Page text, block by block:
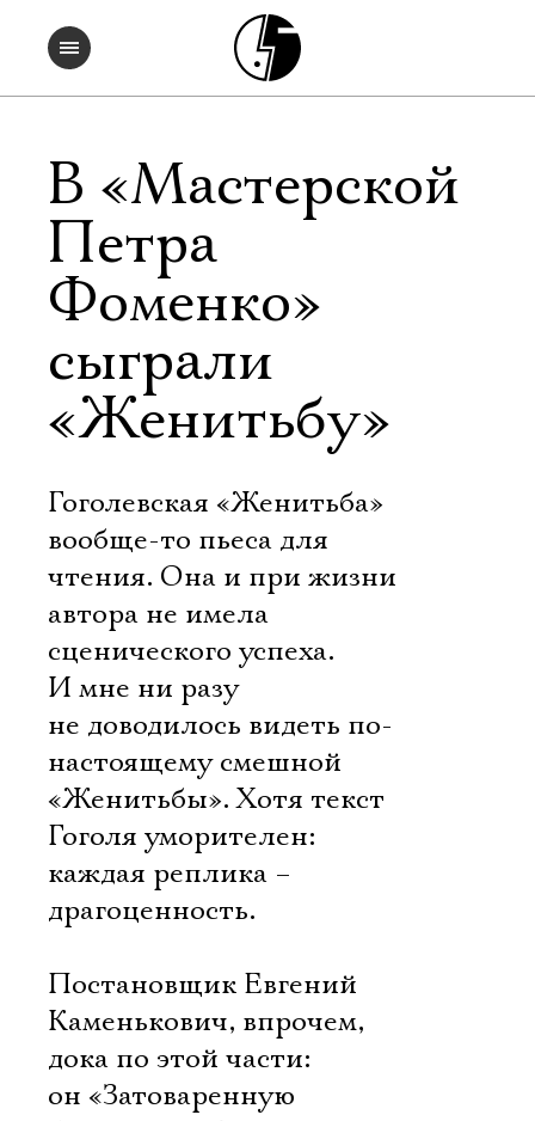
В «Мастерской
Петра
Фоменко»
сыграли
«Женитьбу»
Гоголевская «Женитьба» 
вообще-то пьеса для
чтения. Она и при жизни
автора не имела
сценического успеха.
И мне ни разу
не доводилось видеть по-
настоящему смешной
«Женитьбы». Хотя текст
Гоголя уморителен:
каждая реплика –
драгоценность.
Постановщик Евгений
Каменькович, впрочем,
дока по этой части:
он «Затоваренную